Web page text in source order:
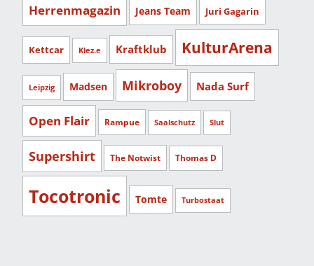
Herrenmagazin Jeans Team Juri Gagarin
Kettcar Klez.e Kraftklub KulturArena
Leipzig Madsen Mikroboy Nada Surf
Open Flair Rampue Saalschutz Slut
Supershirt The Notwist Thomas D
Tocotronic Tomte Turbostaat